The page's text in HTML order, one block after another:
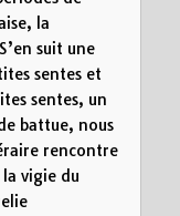
la
suit une
sentes et
sentes, un
battue, nous
rencontre
vigie du